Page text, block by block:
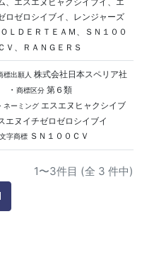
ロゼロシイブイ、レンジャーズ
ＬＤＥＲＴＥＡＭ、ＳＮ１００
Ｖ、ＲＡＮＧＥＲＳ
標出願人 株式会社日本スペリア社
・ 商標区分第６類
ネーミングエスエヌヒャクシイブ
エヌイチゼロゼロシイブイ
文字商標ＳＮ１００ＣＶ
1〜3件目 (全 3 件中)